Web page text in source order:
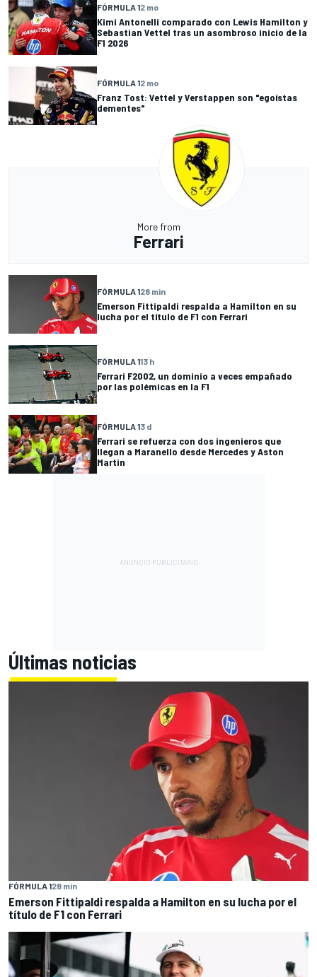
FÓRMULA 12 mo
Kimi Antonelli comparado con Lewis Hamilton y
Sebastian Vettel tras un asombroso inicio de la
F1 2026
FÓRMULA 12 mo
Franz Tost: Vettel y Verstappen son "egoístas
dementes"
More from
Ferrari
FÓRMULA 128 min
Emerson Fittipaldi respalda a Hamilton en su
lucha por el título de F1 con Ferrari
FÓRMULA 113 h
Ferrari F2002, un dominio a veces empañado
por las polémicas en la F1
FÓRMULA 13 d
Ferrari se refuerza con dos ingenieros que
llegan a Maranello desde Mercedes y Aston
Martin
Últimas noticias
FÓRMULA 128 min
Emerson Fittipaldi respalda a Hamilton en su lucha por el
título de F1 con Ferrari